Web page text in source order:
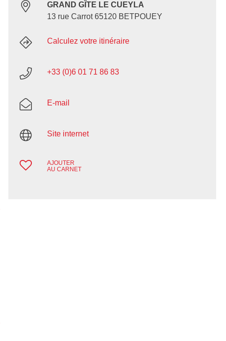
GRAND GÎTE LE CUEYLA
13 rue Carrot 65120 BETPOUEY
Calculez votre itinéraire
+33 (0)6 01 71 86 83
E-mail
Site internet
AJOUTER
AU CARNET